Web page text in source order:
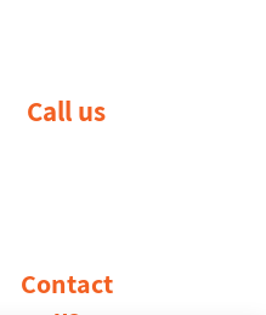
Call us
Contact